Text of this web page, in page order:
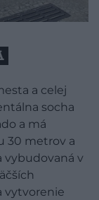
a celej
socha
a má
30 metrov a
vybudovaná v
vytvorenie